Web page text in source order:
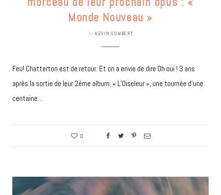
Monde Nouveau »
by KEVIN GOMBERT
Feu! Chatterton est de retour. Et on a envie de dire Oh oui ! 3 ans
après la sortie de leur 2ème album, « L’Oiseleur », une tournée d’une
centaine…
0